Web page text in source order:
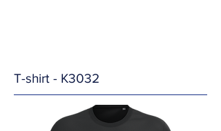
T-shirt - K3032